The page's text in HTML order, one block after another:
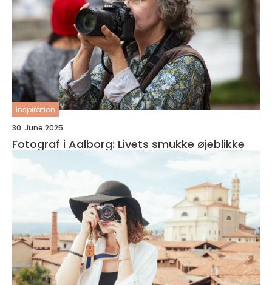
inspiration
30. June 2025
Fotograf i Aalborg: Livets smukke øjeblikke